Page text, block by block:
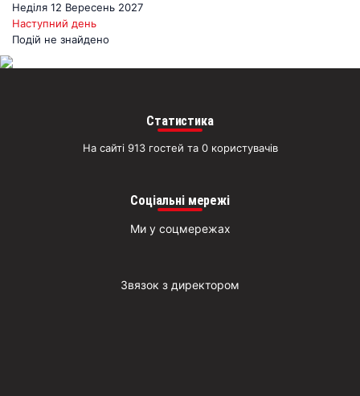
Неділя 12 Вересень 2027
Наступний день
Подій не знайдено
Статистика
На сайті 913 гостей та 0 користувачів
Соціальні мережі
Ми у соцмережах
Звязок з директором